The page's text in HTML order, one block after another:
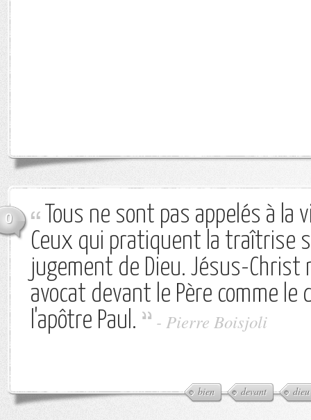
0
Tous ne sont pas appelés à la
Ceux qui pratiquent la traîtrise
jugement de Dieu. Jésus-Christ
avocat devant le Père comme le
l'apôtre Paul.
- Pierre Boisjoli
bien devant dieu